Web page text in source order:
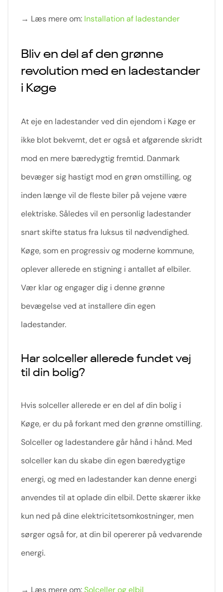
→ Læs mere om: Installation af ladestander
Bliv en del af den grønne
revolution med en ladestander
i Køge
At eje en ladestander ved din ejendom i Køge er
ikke blot bekvemt, det er også et afgørende skridt
mod en mere bæredygtig fremtid. Danmark
bevæger sig hastigt mod en grøn omstilling, og
inden længe vil de fleste biler på vejene være
elektriske. Således vil en personlig ladestander
snart skifte status fra luksus til nødvendighed.
Køge, som en progressiv og moderne kommune,
oplever allerede en stigning i antallet af elbiler.
Vær klar og engager dig i denne grønne
bevægelse ved at installere din egen
ladestander.
Har solceller allerede fundet vej
til din bolig?
Hvis solceller allerede er en del af din bolig i
Køge, er du på forkant med den grønne omstilling.
Solceller og ladestandere går hånd i hånd. Med
solceller kan du skabe din egen bæredygtige
energi, og med en ladestander kan denne energi
anvendes til at oplade din elbil. Dette skærer ikke
kun ned på dine elektricitetsomkostninger, men
sørger også for, at din bil opererer på vedvarende
energi.
→ Læs mere om:Solceller og elbil